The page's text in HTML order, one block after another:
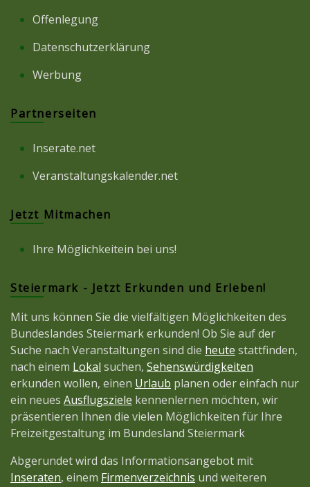
Offenlegung
Datenschutzerklärung
Werbung
Partnerseiten
Inserate.net
Veranstaltungskalender.net
Jetzt Mitmachen
Ihre Möglichkeitein bei uns!
Steiermark - Jetzt Erkunden und Erleben!
Mit uns können Sie die vielfältigen Möglichkeiten des
Bundeslandes Steiermark erkunden! Ob Sie auf der
Suche nach Veranstaltungen sind die heute stattfinden,
nach einem Lokal suchen, Sehenswürdigkeiten
erkunden wollen, einen Urlaub planen oder einfach nur
ein neues Ausflugsziele kennenlernen möchten, wir
präsentieren Ihnen die vielen Möglichkeiten für Ihre
Freizeitgestaltung im Bundesland Steiermark
Abgerundet wird das Informationsangebot mit
Inseraten, einem Firmenverzeichnis und weiteren